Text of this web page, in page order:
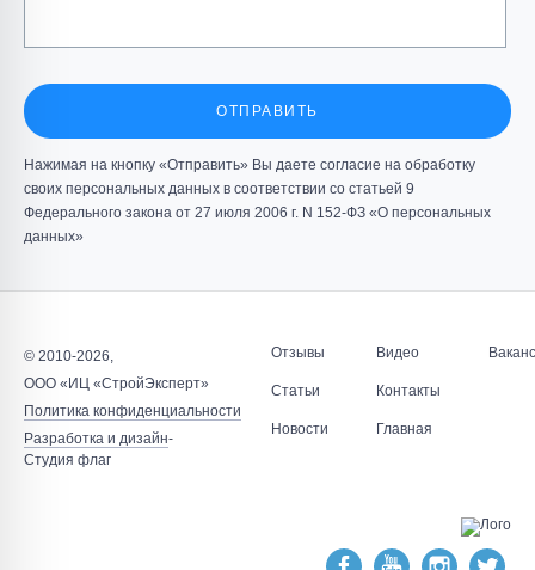
ОТПРАВИТЬ
Нажимая на кнопку «Отправить» Вы даете согласие на обработку
своих персональных данных в соответствии со статьей 9
Федерального закона от 27 июля 2006 г. N 152-ФЗ «О персональных
данных»
© 2010-2026,
ООО «ИЦ «СтройЭксперт»
Политика конфиденциальности
Разработка и дизайн-
Студия флаг
Отзывы
Статьи
Новости
Видео
Контакты
Главная